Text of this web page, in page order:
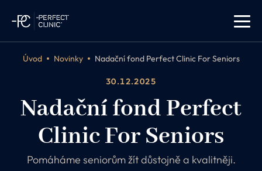
Úvod Novinky Nadační fond Perfect Clinic For Seniors
30.12.2025
Nadační fond Perfect
Clinic For Seniors
Pomáháme seniorům žít důstojně a kvalitněji.